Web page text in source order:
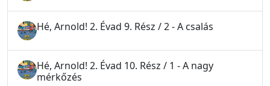
Hé, Arnold! 2. Évad 9. Rész / 2 - A csalás
Hé, Arnold! 2. Évad 10. Rész / 1 - A nagy
mérkőzés